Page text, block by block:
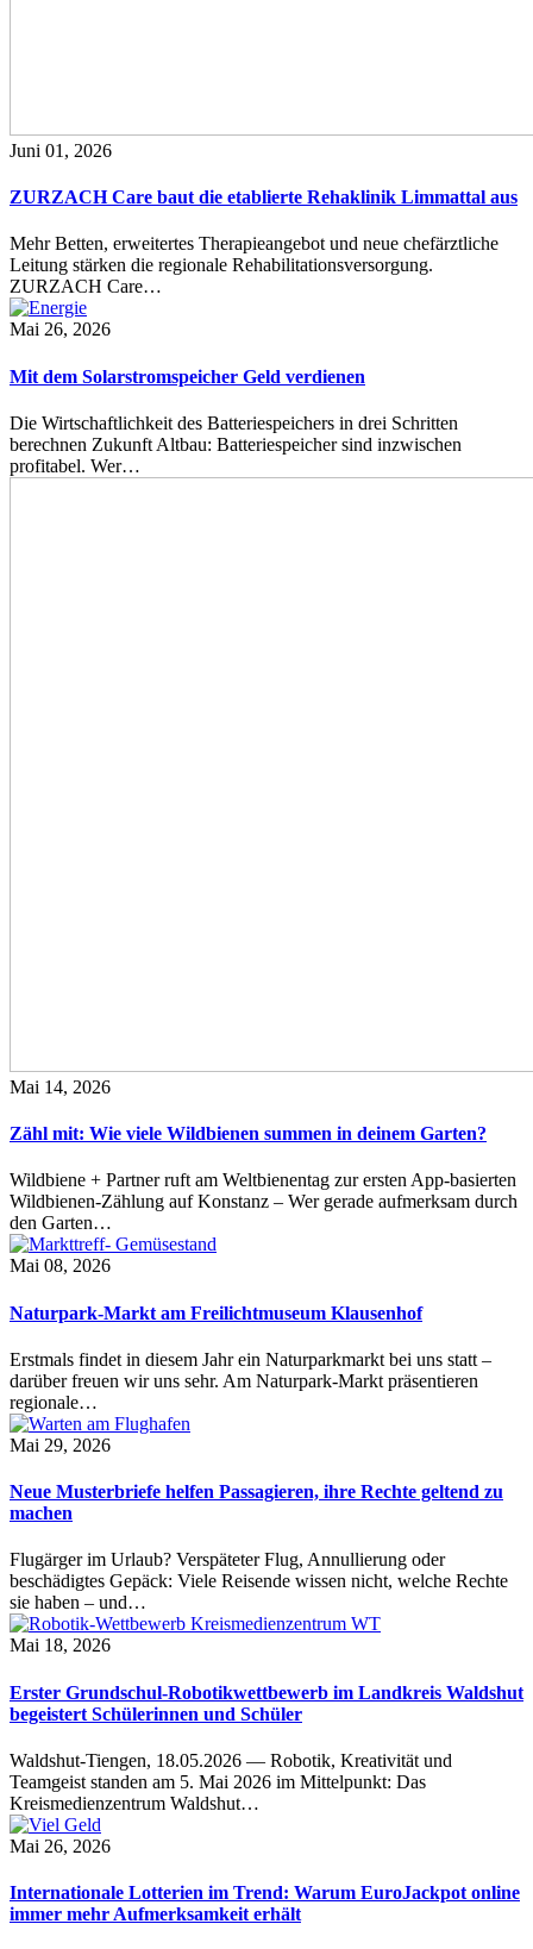
Juni 01, 2026
ZURZACH Care baut die etablierte Rehaklinik Limmattal aus
Mehr Betten, erweitertes Therapieangebot und neue chefärztliche
Leitung stärken die regionale Rehabilitationsversorgung.
ZURZACH Care…
Mai 26, 2026
Mit dem Solarstromspeicher Geld verdienen
Die Wirtschaftlichkeit des Batteriespeichers in drei Schritten
berechnen Zukunft Altbau: Batteriespeicher sind inzwischen
profitabel. Wer…
Mai 14, 2026
Zähl mit: Wie viele Wildbienen summen in deinem Garten?
Wildbiene + Partner ruft am Weltbienentag zur ersten App-basierten
Wildbienen-Zählung auf Konstanz – Wer gerade aufmerksam durch
den Garten…
Mai 08, 2026
Naturpark-Markt am Freilichtmuseum Klausenhof
Erstmals findet in diesem Jahr ein Naturparkmarkt bei uns statt –
darüber freuen wir uns sehr. Am Naturpark-Markt präsentieren
regionale…
Mai 29, 2026
Neue Musterbriefe helfen Passagieren, ihre Rechte geltend zu
machen
Flugärger im Urlaub? Verspäteter Flug, Annullierung oder
beschädigtes Gepäck: Viele Reisende wissen nicht, welche Rechte
sie haben – und…
Mai 18, 2026
Erster Grundschul-Robotikwettbewerb im Landkreis Waldshut
begeistert Schülerinnen und Schüler
Waldshut-Tiengen, 18.05.2026 — Robotik, Kreativität und
Teamgeist standen am 5. Mai 2026 im Mittelpunkt: Das
Kreismedienzentrum Waldshut…
Mai 26, 2026
Internationale Lotterien im Trend: Warum EuroJackpot online
immer mehr Aufmerksamkeit erhält